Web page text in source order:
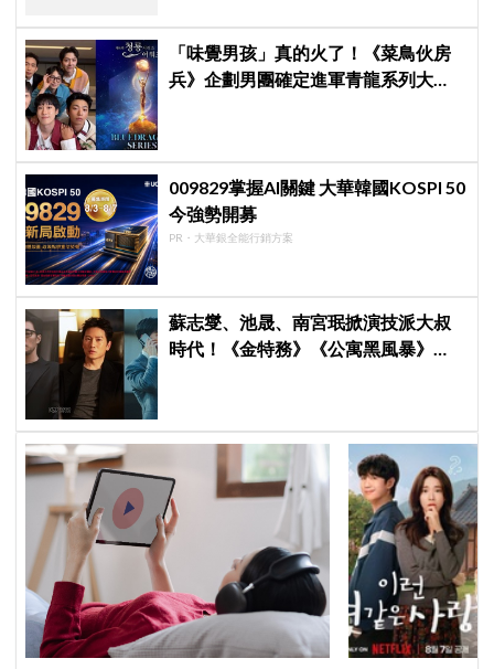
「味覺男孩」真的火了！《菜鳥伙房
兵》企劃男團確定進軍青龍系列大
009829掌握AI關鍵 大華韓國KOSPI 50
今強勢開募
PR・大華銀全能行銷方案
蘇志燮、池晟、南宮珉掀演技派大叔
時代！《金特務》《公寓黑風暴》